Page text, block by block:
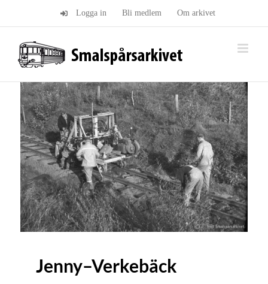
Logga in Bli medlem Om arkivet
Jenny–Verkebäck